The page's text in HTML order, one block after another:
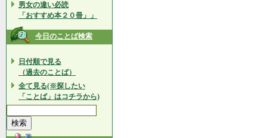
男女の違い必読
「おすすめ本２０冊」」
今日のことば検索
日付順で見る
（過去のことば）
全て見る(※探したい
「ことば」はコチラから)